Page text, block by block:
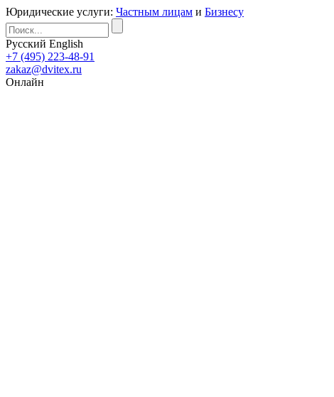
Юридические услуги: Частным лицам и Бизнесу
Русский English
+7 (495) 223-48-91
zakaz@dvitex.ru
Онлайн